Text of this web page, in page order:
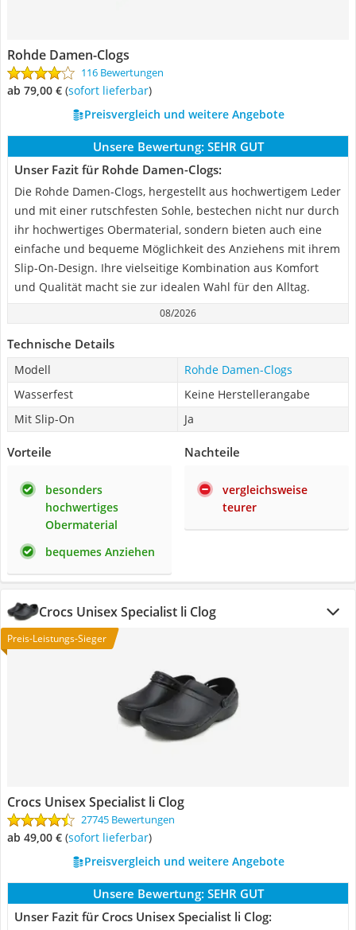
Rohde Damen-Clogs
116 Bewertungen
ab 79,00 € ( Sofort lieferbar)
Preisvergleich und weitere Angebote
Unsere Bewertung: SEHR GUT
Unser Fazit für Rohde Damen-Clogs:
Die Rohde Damen-Clogs, hergestellt aus hochwertigem Leder
und mit einer rutschfesten Sohle, bestechen nicht nur durch
ihr hochwertiges Obermaterial, sondern bieten auch eine
einfache und bequeme Möglichkeit des Anziehens mit ihrem
Slip-On-Design. Ihre vielseitige Kombination aus Komfort
und Qualität macht sie zur idealen Wahl für den Alltag.
08/2026
Technische Details
Modell
Rohde Damen-Clogs
Wasserfest
Keine Herstellerangabe
Mit Slip-On
Ja
Vorteile
besonders
hochwertiges
Obermaterial
bequemes Anziehen
Nachteile
vergleichsweise
teurer
Crocs Unisex Specialist li Clog
Preis-Leistungs-Sieger
Crocs Unisex Specialist li Clog
27745 Bewertungen
ab 49,00 € ( Sofort lieferbar)
Preisvergleich und weitere Angebote
Unsere Bewertung: SEHR GUT
Unser Fazit für Crocs Unisex Specialist li Clog: